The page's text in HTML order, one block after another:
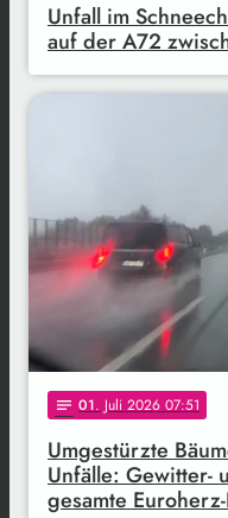
Unfall im
auf der A72
notes 01. Juli 2026 07:51
Umgestürzte
Unfälle: Gewitter-
gesamte